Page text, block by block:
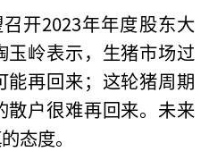
开2023年年度股东大
岭表示，生猪市场过
再回来；这轮猪周期
散户很难再回来。未来
态度。